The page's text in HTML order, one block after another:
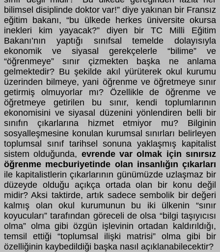
bilimsel disiplinde doktor var!” diye yakınan bir Fransız
eğitim bakanı, “bu ülkede herkes üniversite okursa
inekleri kim yayacak?” diyen bir TC Milli Eğitim
Bakanı’nın yaptığı sınıfsal temelde dolayısıyla
ekonomik ve siyasal gerekçelerle “bilime” ve
“öğrenmeye” sınır çizmekten başka ne anlama
gelmektedir? Bu şekilde akıl yürüterek okul kurumu
üzerinden bilmeye, yani öğrenme ve öğretmeye sınır
getirmiş olmuyorlar mı? Özellikle de öğrenme ve
öğretmeye getirilen bu sınır, kendi toplumlarının
ekonomisini ve siyasal düzenini yönlendiren belli bir
sınıfın çıkarlarına hizmet etmiyor mu? Bilginin
sosyalleşmesine konulan kurumsal sınırları belirleyen
toplumsal sınıf tarihsel sonuna yaklaşmış kapitalist
sistem olduğunda, evrende var olmak için sınırsız
öğrenme mecburiyetinde olan insanlığın çıkarları
ile kapitalistlerin çıkarlarının günümüzde uzlaşmaz bir
düzeyde olduğu açıkça ortada olan bir konu değil
midir? Aksi taktirde, artık sadece sembolik bir değeri
kalmış olan okul kurumunun bu iki ülkenin “sınır
koyucuları” tarafından göreceli de olsa “bilgi taşıyıcısı
olma” olma gibi özgün işlevinin ortadan kaldırıldığı,
temsil ettiği “toplumsal ilişki matrisi” olma gibi bir
özelliğinin kaybedildiği başka nasıl açıklanabilecektir?